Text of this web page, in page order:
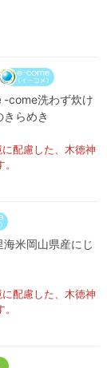
-come洗わず炊け
らめき
配慮した、木徳神
米岡山県産にじ
配慮した、木徳神